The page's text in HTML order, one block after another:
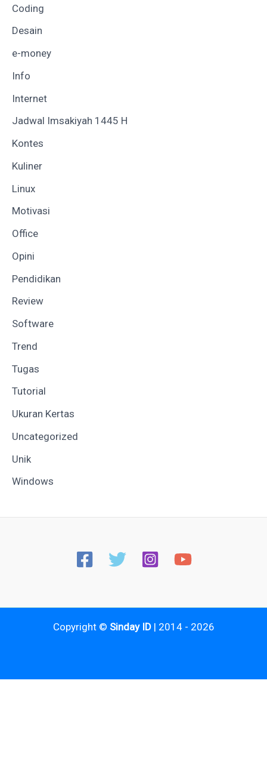
Coding
Desain
e-money
Info
Internet
Jadwal Imsakiyah 1445 H
Kontes
Kuliner
Linux
Motivasi
Office
Opini
Pendidikan
Review
Software
Trend
Tugas
Tutorial
Ukuran Kertas
Uncategorized
Unik
Windows
Copyright © Sinday ID| 2014 - 2026